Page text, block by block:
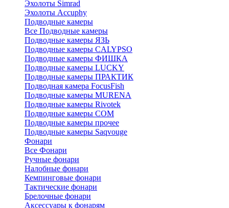
Эхолоты Simrad
Эхолоты Accuphy
Подводные камеры
Все Подводные камеры
Подводные камеры ЯЗЬ
Подводные камеры CALYPSO
Подводные камеры ФИШКА
Подводные камеры LUCKY
Подводные камеры ПРАКТИК
Подводная камера FocusFish
Подводные камеры MURENA
Подводные камеры Rivotek
Подводные камеры СОМ
Подводные камеры прочее
Подводные камеры Saqvouge
Фонари
Все Фонари
Ручные фонари
Налобные фонари
Кемпинговые фонари
Тактические фонари
Брелочные фонари
Аксессуары к фонарям